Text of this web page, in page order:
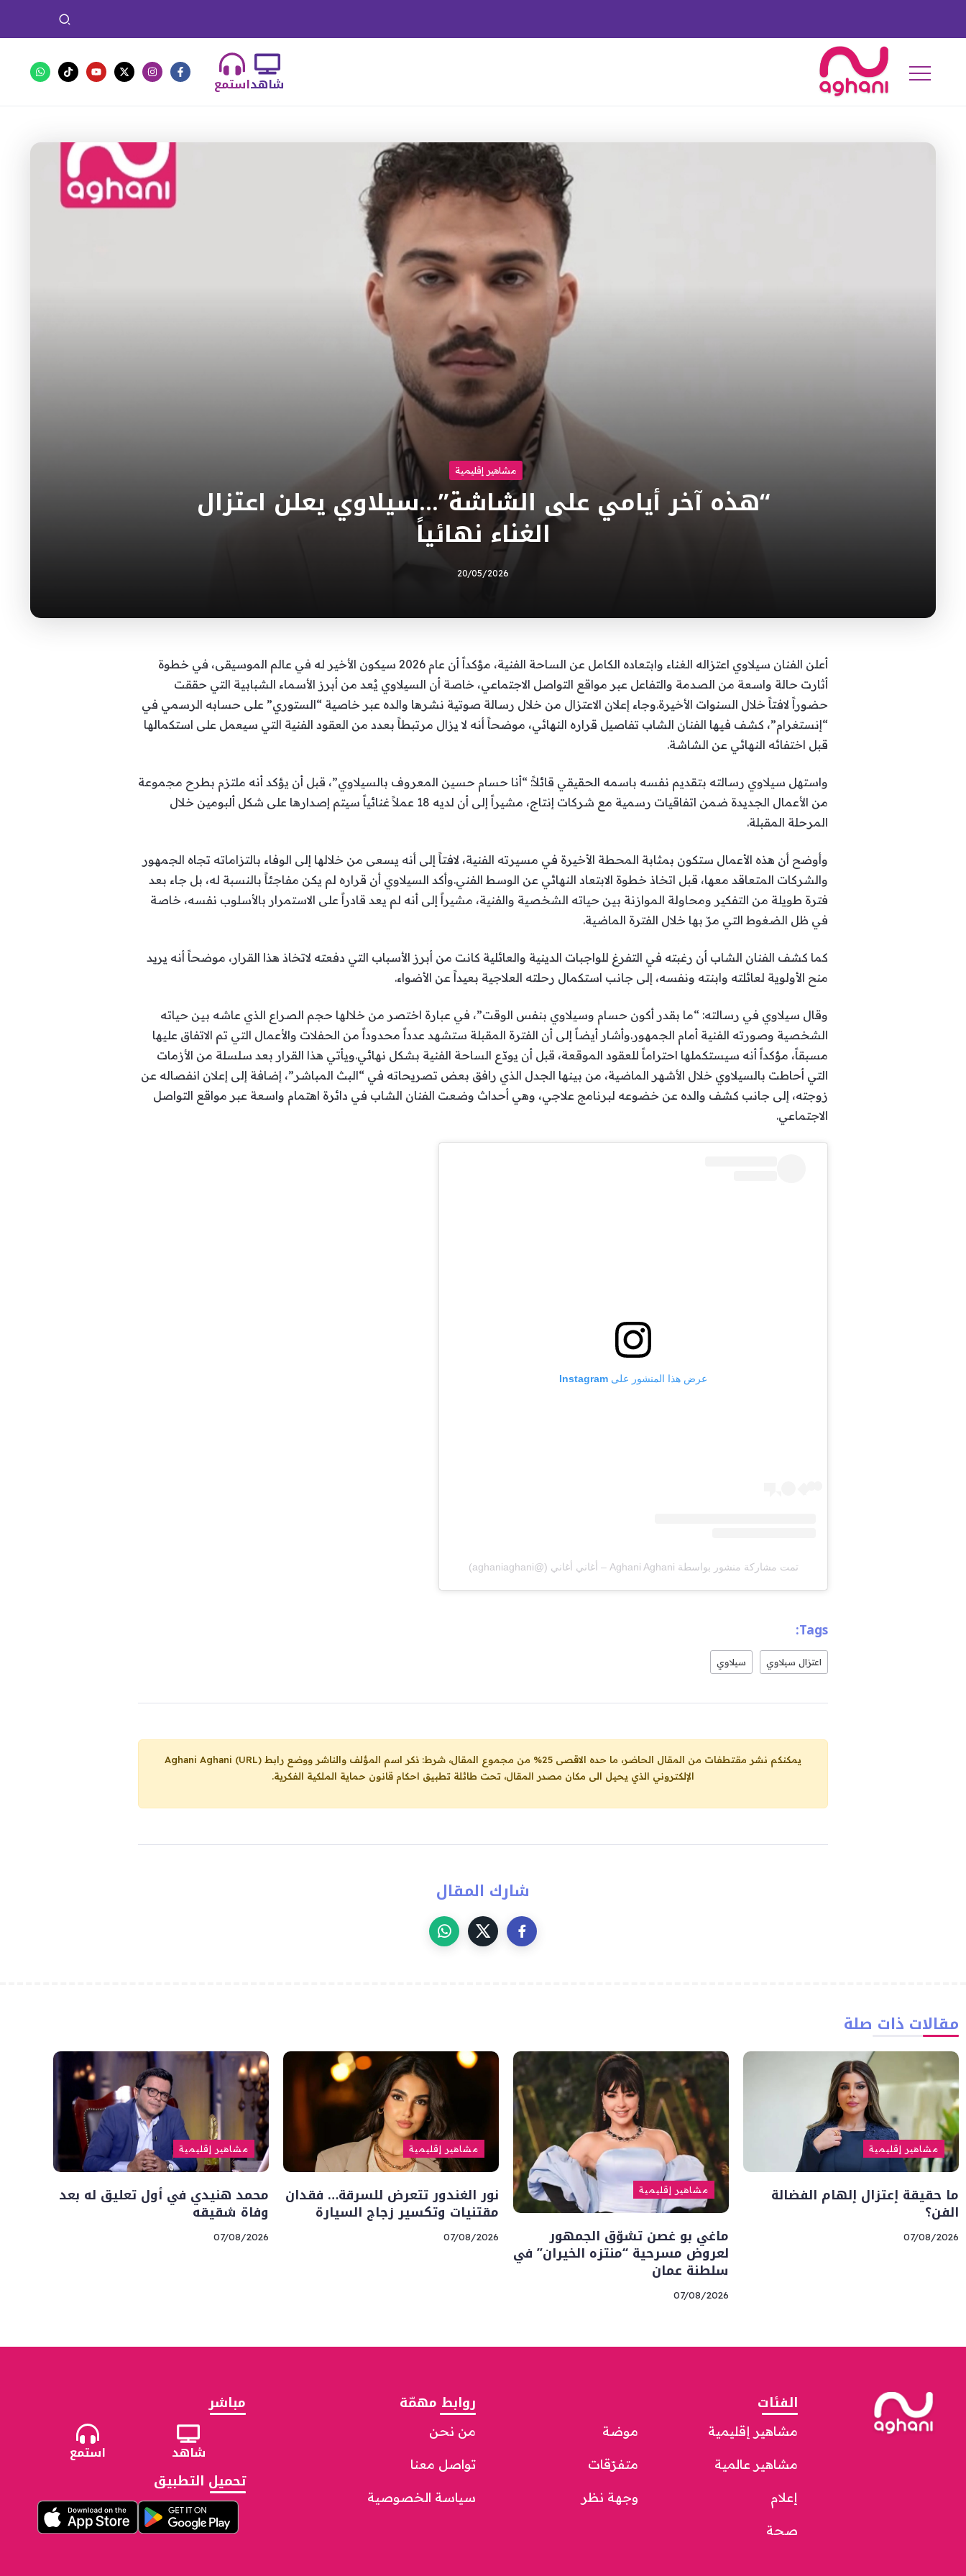
استمعشاهد
مشاهير إقليمية
“هذه آخر أيامي على الشاشة”…سيلاوي يعلن اعتزال
الغناء نهائياً
20/05/2026
أعلن الفنان سيلاوي اعتزاله الغناء وابتعاده الكامل عن الساحة الفنية، مؤكداً أن عام 2026 سيكون الأخير له في عالم الموسيقى، في خطوة
أثارت حالة واسعة من الصدمة والتفاعل عبر مواقع التواصل الاجتماعي، خاصة أن السيلاوي يُعد من أبرز الأسماء الشبابية التي حققت
حضوراً لافتاً خلال السنوات الأخيرة.وجاء إعلان الاعتزال من خلال رسالة صوتية نشرها والده عبر خاصية “الستوري” على حسابه الرسمي في
“إنستغرام”، كشف فيها الفنان الشاب تفاصيل قراره النهائي، موضحاً أنه لا يزال مرتبطاً بعدد من العقود الفنية التي سيعمل على استكمالها
قبل اختفائه النهائي عن الشاشة.
واستهل سيلاوي رسالته بتقديم نفسه باسمه الحقيقي قائلاً: “أنا حسام حسين المعروف بالسيلاوي”، قبل أن يؤكد أنه ملتزم بطرح مجموعة
من الأعمال الجديدة ضمن اتفاقيات رسمية مع شركات إنتاج، مشيراً إلى أن لديه 18 عملاً غنائياً سيتم إصدارها على شكل ألبومين خلال
المرحلة المقبلة.
وأوضح أن هذه الأعمال ستكون بمثابة المحطة الأخيرة في مسيرته الفنية، لافتاً إلى أنه يسعى من خلالها إلى الوفاء بالتزاماته تجاه الجمهور
والشركات المتعاقد معها، قبل اتخاذ خطوة الابتعاد النهائي عن الوسط الفني.وأكد السيلاوي أن قراره لم يكن مفاجئاً بالنسبة له، بل جاء بعد
فترة طويلة من التفكير ومحاولة الموازنة بين حياته الشخصية والفنية، مشيراً إلى أنه لم يعد قادراً على الاستمرار بالأسلوب نفسه، خاصة
في ظل الضغوط التي مرّ بها خلال الفترة الماضية.
كما كشف الفنان الشاب أن رغبته في التفرغ للواجبات الدينية والعائلية كانت من أبرز الأسباب التي دفعته لاتخاذ هذا القرار، موضحاً أنه يريد
منح الأولوية لعائلته وابنته ونفسه، إلى جانب استكمال رحلته العلاجية بعيداً عن الأضواء.
وقال سيلاوي في رسالته: “ما بقدر أكون حسام وسيلاوي بنفس الوقت”، في عبارة اختصر من خلالها حجم الصراع الذي عاشه بين حياته
الشخصية وصورته الفنية أمام الجمهور.وأشار أيضاً إلى أن الفترة المقبلة ستشهد عدداً محدوداً من الحفلات والأعمال التي تم الاتفاق عليها
مسبقاً، مؤكداً أنه سيستكملها احتراماً للعقود الموقعة، قبل أن يودّع الساحة الفنية بشكل نهائي.ويأتي هذا القرار بعد سلسلة من الأزمات
التي أحاطت بالسيلاوي خلال الأشهر الماضية، من بينها الجدل الذي رافق بعض تصريحاته في “البث المباشر”، إضافة إلى إعلان انفصاله عن
زوجته، إلى جانب كشف والده عن خضوعه لبرنامج علاجي، وهي أحداث وضعت الفنان الشاب في دائرة اهتمام واسعة عبر مواقع التواصل
الاجتماعي.
عرض هذا المنشور على Instagram
تمت مشاركة منشور بواسطة ‏‎Aghani Aghani – أغاني أغاني‎‏ (@‏‎aghaniaghani‎‏)
Tags:
اعتزال سيلاوي سيلاوي
يمكنكم نشر مقتطفات من المقال الحاضر، ما حده الاقصى 25% من مجموع المقال، شرط: ذكر اسم المؤلف والناشر ووضع رابط
Aghani Aghani (URL)
الإلكتروني الذي يحيل الى مكان مصدر المقال، تحت طائلة تطبيق احكام قانون حماية الملكية الفكرية.
شارك المقال
مقالات ذات صلة
مشاهير إقليمية
ما حقيقة إعتزال إلهام الفضالة
الفن؟
07/08/2026
مشاهير إقليمية
ماغي بو غصن تشوّق الجمهور
لعروض مسرحية “منتزه الخيران” في
سلطنة عمان
07/08/2026
مشاهير إقليمية
نور الغندور تتعرض للسرقة… فقدان
مقتنيات وتكسير زجاج السيارة
07/08/2026
مشاهير إقليمية
محمد هنيدي في أول تعليق له بعد
وفاة شقيقه
07/08/2026
الفئات
مشاهير إقليمية
مشاهير عالمية
إعلام
صحة
موضة
متفرّقات
وجهة نظر
روابط مهمّة
من نحن
تواصل معنا
سياسة الخصوصية
مباشر
شاهد استمع
تحميل التطبيق